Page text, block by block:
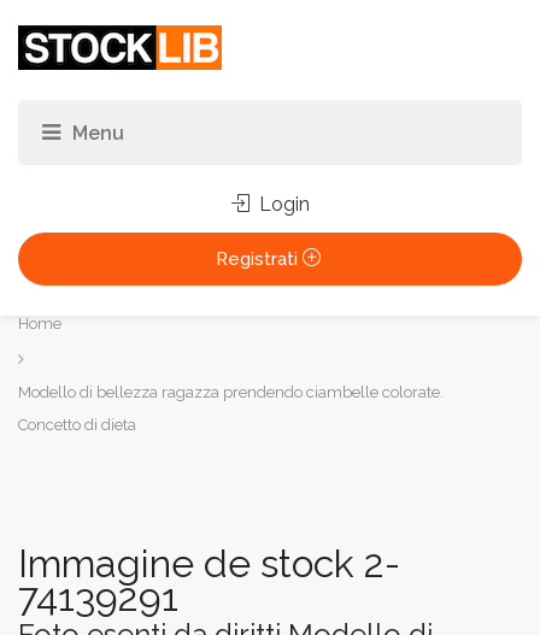
Login
Registrati
Tu
sei
qui:
Home
Modello di bellezza ragazza prendendo ciambelle colorate.
Concetto di dieta
Immagine de stock 2-
74139291